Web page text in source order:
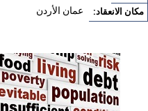
الانعقاد: عمان الأردن